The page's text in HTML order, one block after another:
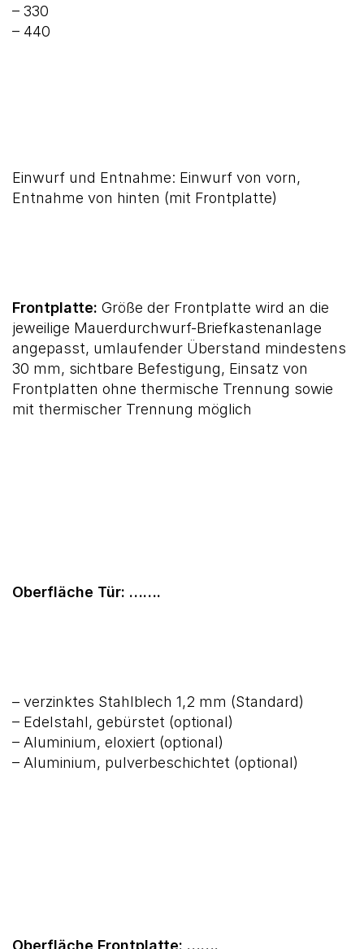
– 330
– 440
Einwurf und Entnahme: Einwurf von vorn,
Entnahme von hinten (mit Frontplatte)
Frontplatte: Größe der Frontplatte wird an die
jeweilige Mauerdurchwurf-Briefkastenanlage
angepasst, umlaufender Überstand mindestens
30 mm, sichtbare Befestigung, Einsatz von
Frontplatten ohne thermische Trennung sowie
mit thermischer Trennung möglich
Oberfläche Tür: …….
– verzinktes Stahlblech 1,2 mm (Standard)
– Edelstahl, gebürstet (optional)
– Aluminium, eloxiert (optional)
– Aluminium, pulverbeschichtet (optional)
Oberfläche Frontplatte: …….